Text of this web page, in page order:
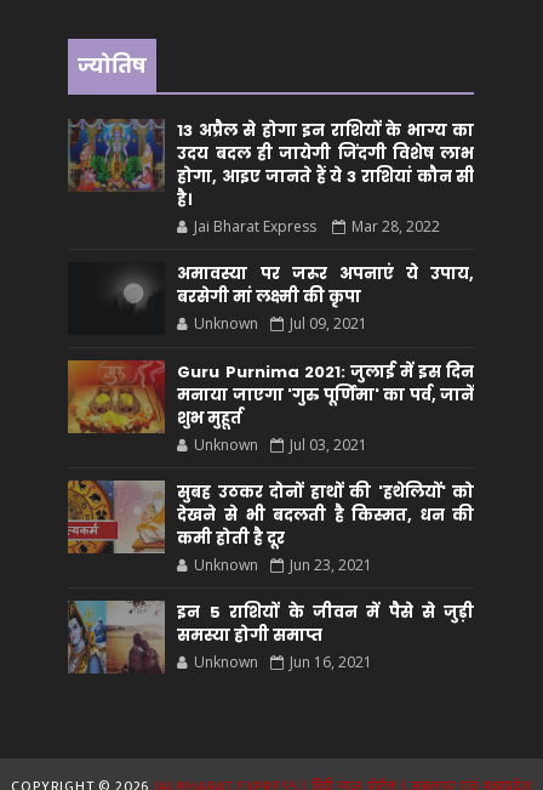
ज्योतिष
13 अप्रैल से होगा इन राशियों के भाग्य का
उदय बदल ही जायेगी जिंदगी विशेष लाभ
होगा, आइए जानते हैं ये 3 राशियां कौन सीं
है।
Jai Bharat Express Mar 28, 2022
अमावस्या पर जरूर अपनाएं ये उपाय,
बरसेगी मां लक्ष्मी की कृपा
Unknown Jul 09, 2021
Guru Purnima 2021: जुलाई में इस दिन
मनाया जाएगा 'गुरु पूर्णिमा' का पर्व, जानें
शुभ मुहूर्त
Unknown Jul 03, 2021
सुबह उठकर दोनों हाथों की 'हथेलियों' को
देखने से भी बदलती है किस्मत, धन की
कमी होती है दूर
Unknown Jun 23, 2021
इन 5 राशियों के जीवन में पैसे से जुड़ी
समस्या होगी समाप्त
Unknown Jun 16, 2021